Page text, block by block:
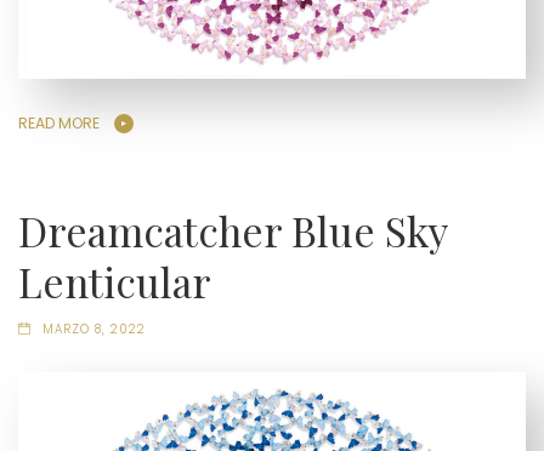
READ MORE
Dreamcatcher Blue Sky
Lenticular
MARZO 8, 2022